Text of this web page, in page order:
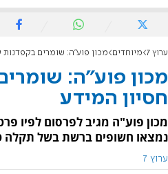
ערוץ 7 מיוחדים מכון פוע"ה: שומרים בקפדנות
מכון פוע"ה:
חסיון המידע
נמצאו חשופים ברשת בשל תקלה
ערוץ 7